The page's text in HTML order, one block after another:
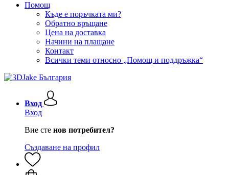
Помощ
Къде е поръчката ми?
Обратно връщане
Цена на доставка
Начини на плащане
Контакт
Всички теми относно „Помощ и поддръжка“
Вход
Вход
Вие сте нов потребител?
Създаване на профил